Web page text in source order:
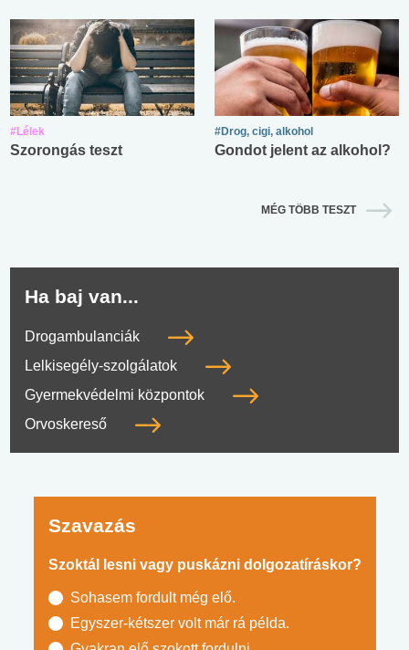
#Lélek
Szorongás teszt
#Drog, cigi, alkohol
Gondot jelent az alkohol?
MÉG TÖBB TESZT
Ha baj van...
Drogambulanciák
Lelkisegély-szolgálatok
Gyermekvédelmi központok
Orvoskereső
Szavazás
Szoktál lesni vagy puskázni dolgozatíráskor?
Sohasem fordult még elő.
Egyszer-kétszer volt már rá példa.